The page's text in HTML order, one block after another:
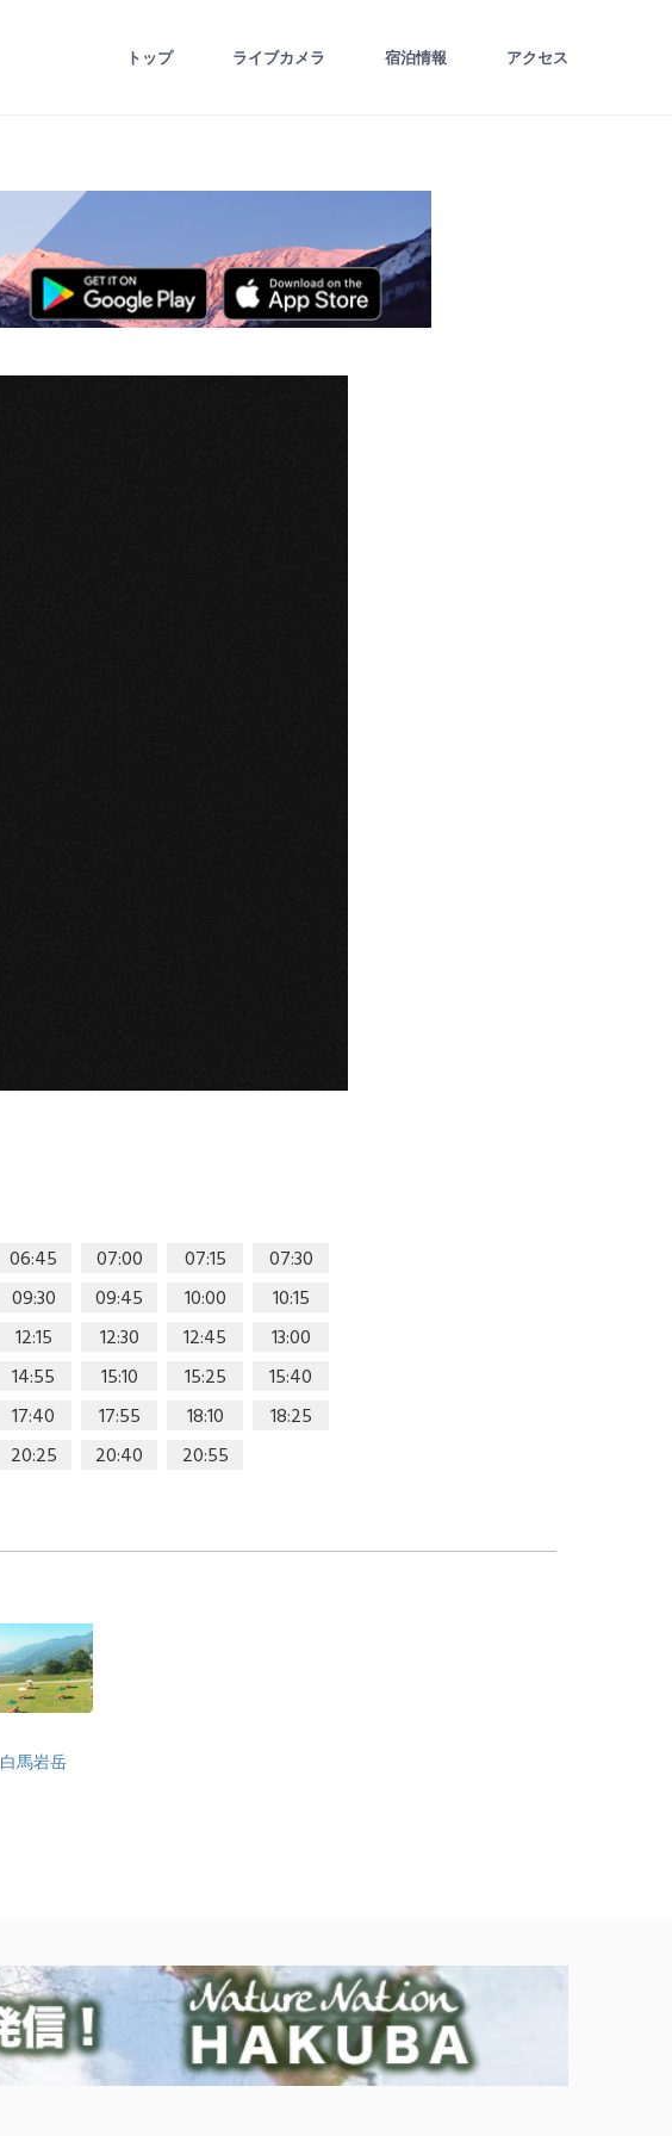
トップ ライブカメラ 宿泊情報 アクセス
06:45 07:00 07:15
07:30
09:30 09:45 10:00
10:15
12:15 12:30 12:45
13:00
14:55 15:10 15:25
15:40
17:40 17:55 18:10
18:25
20:25 20:40 20:55
白馬岩岳